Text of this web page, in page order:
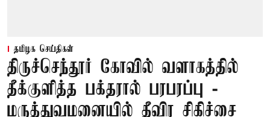
தமிழக செய்திகள்
திருச்செந்தூர் கோவில் வளாகத்தில்
தீக்குளித்த பக்தரால் பரபரப்பு -
மருத்துவமனையில் தீவிர சிகிச்சை